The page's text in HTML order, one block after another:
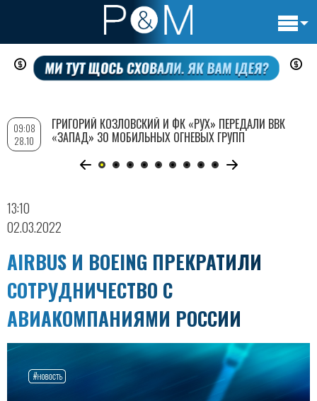
Перейти
содержанию
13:10
02.03.2022
AIRBUS И BOEING ПРЕКРАТИЛИ
СОТРУДНИЧЕСТВО С
АВИАКОМПАНИЯМИ РОССИИ
09:08
28.10
ГРИГОРИЙ КОЗЛОВСКИЙ И ФК «РУХ» ПЕРЕДАЛИ ВВК
«ЗАПАД» 30 МОБИЛЬНЫХ ОГНЕВЫХ ГРУПП